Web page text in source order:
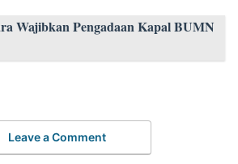
Wajibkan Pengadaan Kapal BUMN
Leave a Comment